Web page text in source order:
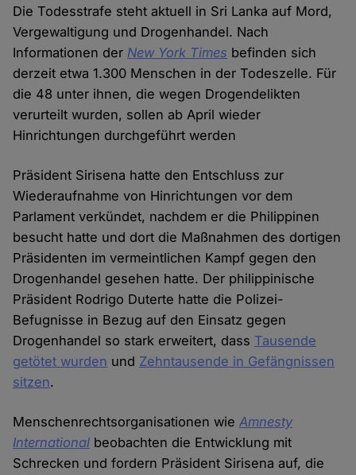
Die Todesstrafe steht aktuell in Sri Lanka auf Mord,
Vergewaltigung und Drogenhandel. Nach
Informationen der New York Times befinden sich
derzeit etwa 1.300 Menschen in der Todeszelle. Für
die 48 unter ihnen, die wegen Drogendelikten
verurteilt wurden, sollen ab April wieder
Hinrichtungen durchgeführt werden
Präsident Sirisena hatte den Entschluss zur
Wiederaufnahme von Hinrichtungen vor dem
Parlament verkündet, nachdem er die Philippinen
besucht hatte und dort die Maßnahmen des dortigen
Präsidenten im vermeintlichen Kampf gegen den
Drogenhandel gesehen hatte. Der philippinische
Präsident Rodrigo Duterte hatte die Polizei-
Befugnisse in Bezug auf den Einsatz gegen
Drogenhandel so stark erweitert, dass Tausende
getötet wurden und Zehntausende in Gefängnissen
sitzen.
Menschenrechtsorganisationen wieAmnesty
International beobachten die Entwicklung mit
Schrecken und fordern Präsident Sirisena auf, die